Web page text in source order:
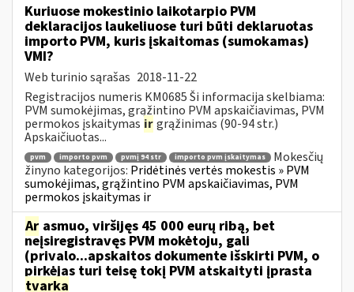
Kuriuose mokestinio laikotarpio PVM
deklaracijos laukeliuose turi būti deklaruotas
importo PVM, kuris įskaitomas (sumokamas)
VMI?
Web turinio sąrašas 2018-11-22
Registracijos numeris KM0685 Ši informacija skelbiama:
PVM sumokėjimas, grąžintino PVM apskaičiavimas, PVM
permokos įskaitymas irgrąžinimas (90-94 str.)
Apskaičiuotas...
pvm importo pvm pvmį 94 str importo pvm įskaitymas
Mokesčių
žinyno kategorijos: Pridėtinės vertės mokestis » PVM
sumokėjimas, grąžintino PVM apskaičiavimas, PVM
permokos įskaitymas ir
Ar asmuo, viršijęs 45 000 eurų ribą, bet
neįsiregistravęs PVM mokėtoju, gali
(privalo...apskaitos dokumente išskirti PVM, o
pirkėjas turi teisę tokį PVM atskaityti įprasta
tvarka